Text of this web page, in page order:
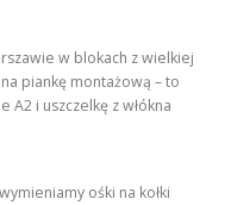
w blokach z wielkiej
piankę montażową – to
A2 i uszczelkę z włókna
ośki na kołki